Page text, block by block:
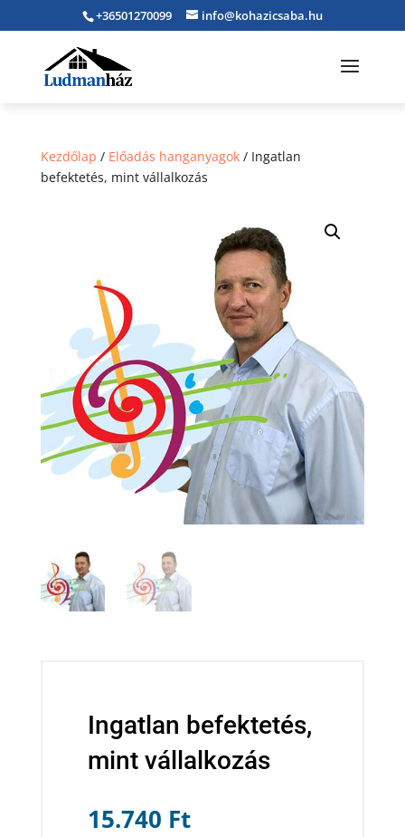
+36501270099 info@kohazicsaba.hu
Kezdőlap / Előadás hanganyagok/ Ingatlan
befektetés, mint vállalkozás
Ingatlan befektetés,
mint vállalkozás
15.740 Ft